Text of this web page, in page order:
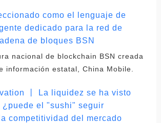
como el lenguaje de
dedicado para la red de
de bloques BSN
nacional de blockchain BSN creada
información estatal, China Mobile.
丨 La liquidez se ha visto
¿puede el "sushi" seguir
competitividad del mercado